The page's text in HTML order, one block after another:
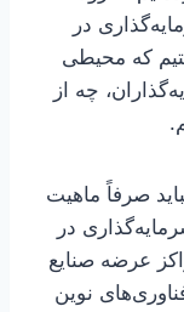
در
که محیطی
چه از
صرفاً ماهیت
در
عرضه صنایع
نوین